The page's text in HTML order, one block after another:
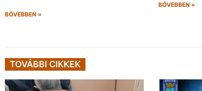
BŐVEBBEN »
BŐVEBBEN »
TOVÁBBI CIKKEK